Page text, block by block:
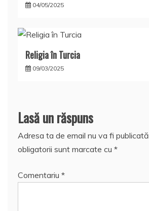
04/05/2025
Religia în Turcia
09/03/2025
Lasă un răspuns
Adresa ta de email nu va fi publicată.
obligatorii sunt marcate cu *
Comentariu *